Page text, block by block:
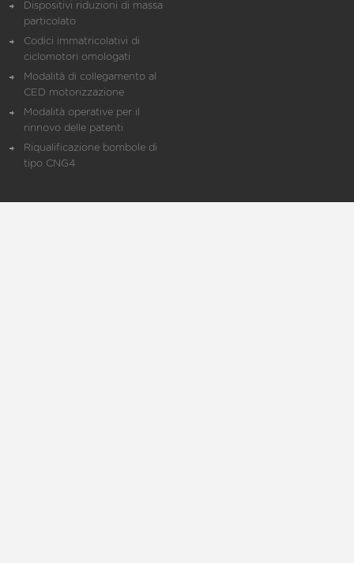
Dispositivi riduzioni di massa
particolato
Codici immatricolativi di
ciclomotori omologati
Modalità di collegamento al
CED motorizzazione
Modalità operative per il
rinnovo delle patenti
Riqualificazione bombole di
tipo CNG4